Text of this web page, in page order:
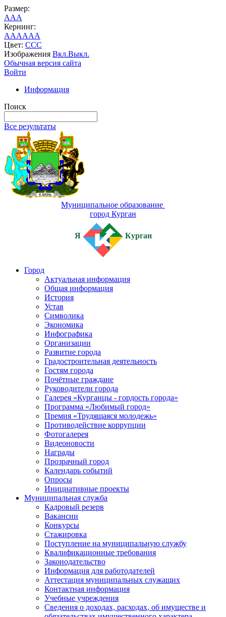
Размер:
AAA
Кернинг:
AAAAAA
Цвет: CCC
Изображения Вкл.Выкл.
Обычная версия сайта
Войти
Информация
Поиск
Все результаты
Муниципальное образование
город Курган
Я Курган
Город
Актуальная информация
Общая информация
История
Устав
Символика
Экономика
Инфографика
Организации
Развитие города
Градостроительная деятельность
Гостям города
Почётные граждане
Руководители города
Галерея «Курганцы - гордость города»
Программа «Любимый город»
Премия «Трудящаяся молодежь»
Противодействие коррупции
Фотогалерея
Видеоновости
Награды
Прозрачный город
Календарь событий
Опросы
Инициативные проекты
Муниципальная служба
Кадровый резерв
Вакансии
Конкурсы
Стажировка
Поступление на муниципальную службу
Квалификационные требования
Законодательство
Информация для работодателей
Аттестация муниципальных служащих
Контактная информация
Учебные учреждения
Сведения о доходах, расходах, об имуществе и